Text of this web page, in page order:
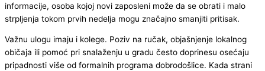
informacije, osoba kojoj novi zaposleni može da se obrati i malo
strpljenja tokom prvih nedelja mogu značajno smanjiti pritisak.
Važnu ulogu imaju i kolege. Poziv na ručak, objašnjenje lokalnog
običaja ili pomoć pri snalaženju u gradu često doprinesu osećaju
pripadnosti više od formalnih programa dobrodošlice. Kada strani